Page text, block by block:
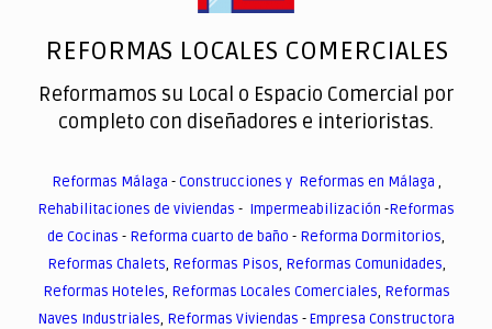
REFORMAS LOCALES COMERCIALES
Reformamos su Local o Espacio Comercial por
completo con diseñadores e interioristas.
Reformas Málaga -Construcciones y Reformas en Málaga ,
Rehabilitaciones de viviendas - Impermeabilización -Reformas
de Cocinas - Reforma cuarto de baño - Reforma Dormitorios,
Reformas Chalets, Reformas Pisos, Reformas Comunidades,
Reformas Hoteles, Reformas Locales Comerciales, Reformas
Naves Industriales, Reformas Viviendas -Empresa Constructora